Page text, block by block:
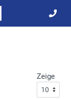
Zeige